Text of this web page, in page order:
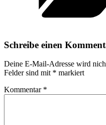
Schreibe einen
Deine E-Mail-Adresse wird
Felder sind mit * markiert
Kommentar *